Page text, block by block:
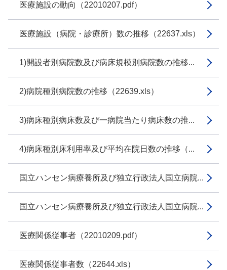
医療施設の動向（22010207.pdf）
医療施設（病院・診療所）数の推移（22637.xls）
1)開設者別病院数及び病床規模別病院数の推移...
2)病院種別病院数の推移（22639.xls）
3)病床種別病床数及び一病院当たり病床数の推...
4)病床種別床利用率及び平均在院日数の推移（...
国立ハンセン病療養所及び独立行政法人国立病院...
国立ハンセン病療養所及び独立行政法人国立病院...
医療関係従事者（22010209.pdf）
医療関係従事者数（22644.xls）